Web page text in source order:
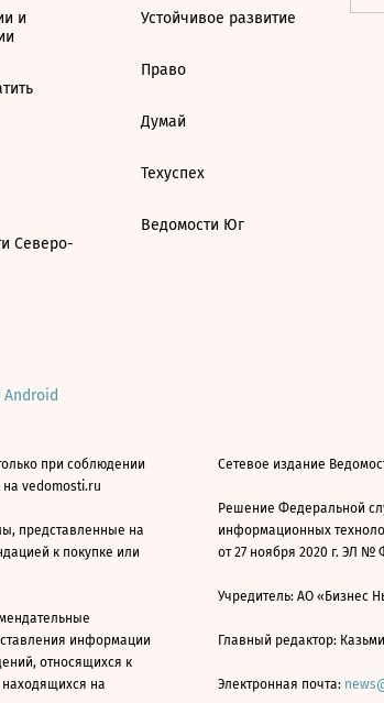
и
Северо-
Устойчивое развитие
Право
Думай
Техуспех
Ведомости Юг
Android
при соблюдении
на vedomosti.ru
представленные на
к покупке или
информации
относящихся к
находящихся на
Сетевое издание
Решение Федеральной
информационных
от 27 ноября 2020 г. ЭЛ №
Учредитель: АО «Бизнес
Главный редактор:
Электронная почта: